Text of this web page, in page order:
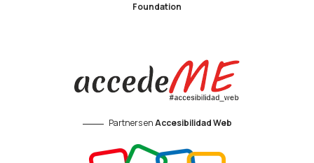
Foundation
Partners enAccesibilidad Web